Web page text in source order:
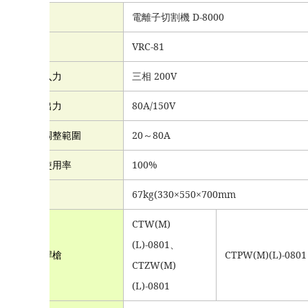
電離子切割機 D-8000
VRC-81
定格入力 三相 200V
定格出力 80A/150V
出力調整範圍 20～80A
定格使用率 100%
67kg(330×550×700mm
切割焊槍
CTW(M)
(L)-0801
CTZW(M)
(L)-0801
CTPW(M)(L)-0801